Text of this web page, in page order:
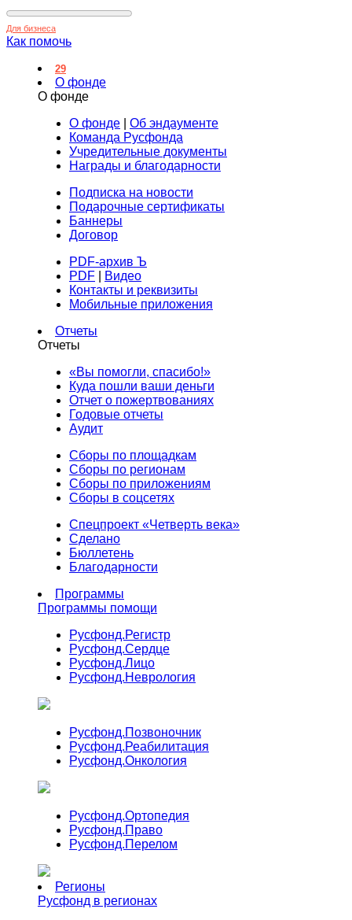
Для бизнеса
Как помочь
29
О фонде
О фонде
О фонде
Об эндаументе
Команда Русфонда
Учредительные документы
Награды и благодарности
Подписка на новости
Подарочные сертификаты
Баннеры
Договор
PDF-архив Ъ
PDF
Видео
Контакты и реквизиты
Мобильные приложения
Отчеты
Отчеты
«Вы помогли, спасибо!»
Куда пошли ваши деньги
Отчет о пожертвованиях
Годовые отчеты
Аудит
Сборы по площадкам
Сборы по регионам
Сборы по приложениям
Сборы в соцсетях
Спецпроект «Четверть века»
Сделано
Бюллетень
Благодарности
Программы
Программы помощи
Русфонд.Регистр
Русфонд.Сердце
Русфонд.Лицо
Русфонд.Неврология
Русфонд.Позвоночник
Русфонд.Реабилитация
Русфонд.Онкология
Русфонд.Ортопедия
Русфонд.Право
Русфонд.Перелом
Регионы
Русфонд в регионах